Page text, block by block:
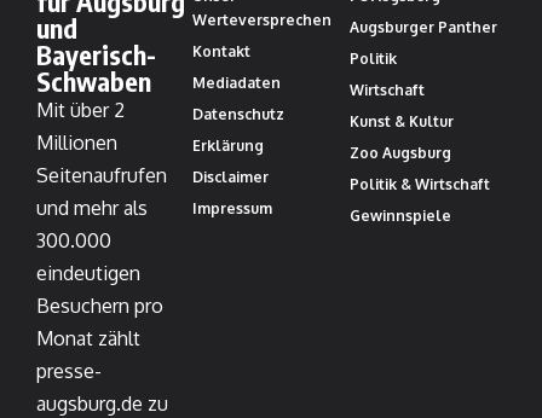
und
Bayerisch-
Schwaben
Mit über 2
Millionen
Seitenaufrufen
und mehr als
300.000
eindeutigen
Besuchern pro
Monat zählt
presse-
augsburg.de zu
Werteversprechen
Kontakt
Mediadaten
Datenschutz
Erklärung
Disclaimer
Impressum
Augsburger Panther
Politik
Wirtschaft
Kunst & Kultur
Zoo Augsburg
Politik & Wirtschaft
Gewinnspiele